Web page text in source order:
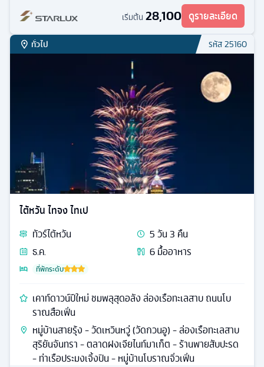
เริ่มต้น 28,100 ดูรายละเอียด
ทั่วไป รหัส25160
ไต้หวัน ไทจง ไทเป
ทัวร์ไต้หวัน 5วัน3 คืน
ธ.ค.
6มื้ออาหาร
ที่พักระดับ
เคาท์ดาวน์ปีใหม่ ชมพลุสุดอลัง ล่องเรือทะเลสาบ ถนนโบ
ราณสือเฟิ่น
หมู่บ้านสายรุ้ง - วัดเหวินหวู่ (วัดกวนอู) - ล่องเรือทะเลสาบ
สุริยันจันทรา - ตลาดฝงเจียไนท์มาเก็ต - ร้านพายสับปะรด
- ท่าเรือประมงเจิ้งปิน - หมู่บ้านโบราณจิ่วเฟิ่น